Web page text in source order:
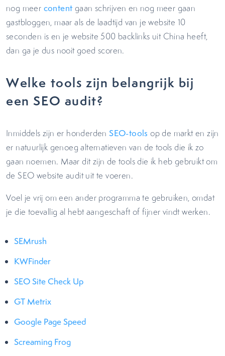
nog meer content gaan schrijven en nog meer gaan
gastbloggen, maar als de laadtijd van je website 10
seconden is en je website 500 backlinks uit China heeft,
dan ga je dus nooit goed scoren.
Welke tools zijn belangrijk bij
een SEO audit?
Inmiddels zijn er honderdenSEO-tools op de markt en zijn
er natuurlijk genoeg alternatieven van de tools die ik zo
gaan noemen. Maar dit zijn de tools die ik heb gebruikt om
de SEO website audit uit te voeren.
Voel je vrij om een ander programma te gebruiken, omdat
je die toevallig al hebt aangeschaft of fijner vindt werken.
SEMrush
KWFinder
SEO Site Check Up
GT Metrix
Google Page Speed
Screaming Frog